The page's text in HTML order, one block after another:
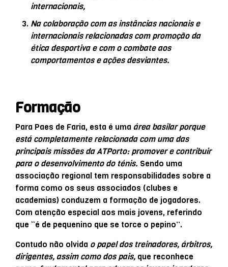
internacionais,
Na colaboração com as instâncias nacionais e
internacionais relacionadas com promoção da
ética desportiva e com o combate aos
comportamentos e ações desviantes.
Formação
Para Paes de Faria, esta é uma área basilar porque
está completamente relacionada com uma das
principais missões da ATPorto: promover e contribuir
para o desenvolvimento do ténis. Sendo uma
associação regional tem responsabilidades sobre a
forma como os seus associados (clubes e
academias) conduzem a formação de jogadores.
Com atenção especial aos mais jovens, referindo
que “é de pequenino que se torce o pepino”.
Contudo não olvida o papel dos treinadores, árbitros,
dirigentes, assim como dos pais, que reconhece